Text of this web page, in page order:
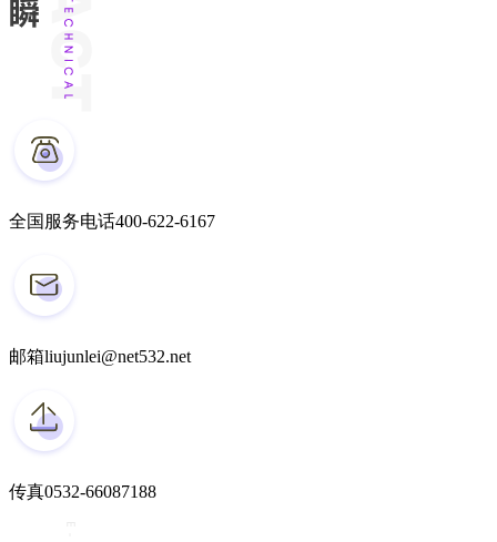
全国服务电话400-622-6167
邮箱liujunlei@net532.net
传真0532-66087188